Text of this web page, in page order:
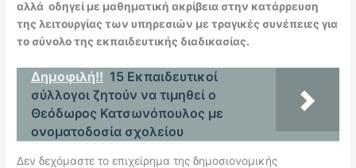
αλλά οδηγεί με μαθηματική ακρίβεια στην κατάρρευση
της λειτουργίας των υπηρεσιών με τραγικές συνέπειες για
το σύνολο της εκπαιδευτικής διαδικασίας.
Δημοφιλή!! 15 Εκπαιδευτικοί
σύλλογοι ζητούν να τιμηθεί ο
Θεόδωρος Κατσωνόπουλος με
ονοματοδοσία σχολείου
Δεν δεχόμαστε το επιχείρημα της δημοσιονομικής